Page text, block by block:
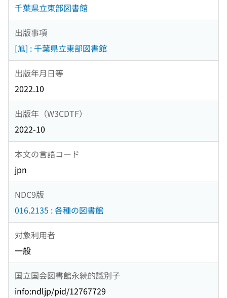
千葉県立東部図書館
出版事項
[旭] : 千葉県立東部図書館
出版年月日等
2022.10
出版年（W3CDTF）
2022-10
本文の言語コード
jpn
NDC9版
016.2135 : 各種の図書館
対象利用者
一般
国立国会図書館永続的識別子
info:ndljp/pid/12767729